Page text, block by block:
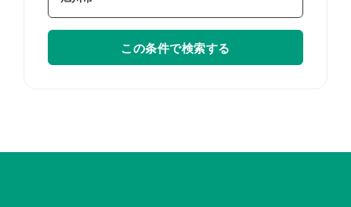
この条件で検索する